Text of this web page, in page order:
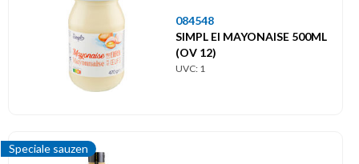
084548
SIMPL EI MAYONAISE 500ML
(OV 12)
UVC: 1
Speciale sauzen